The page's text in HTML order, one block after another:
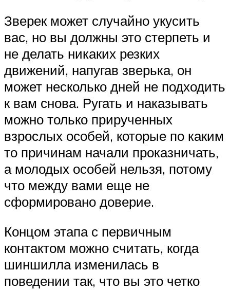
Зверек может случайно укусить
вас, но вы должны это стерпеть и
не делать никаких резких
движений, напугав зверька, он
может несколько дней не подходить
к вам снова. Ругать и наказывать
можно только прирученных
взрослых особей, которые по каким
то причинам начали проказничать,
а молодых особей нельзя, потому
что между вами еще не
сформировано доверие.
Концом этапа с первичным
контактом можно считать, когда
шиншилла изменилась в
поведении так, что вы это четко